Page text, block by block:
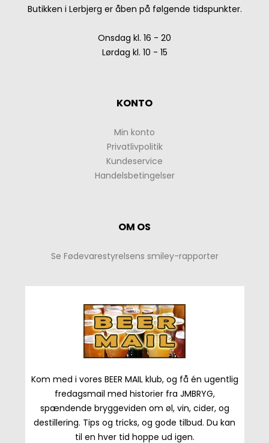
Butikken i Lerbjerg er åben på følgende tidspunkter.
Onsdag kl. 16 - 20
Lørdag kl. 10 - 15
KONTO
Min konto
Privatlivpolitik
Kundeservice
Handelsbetingelser
OM OS
Se Fødevarestyrelsens smiley-rapporter
Kom med i vores BEER MAIL klub, og få én ugentlig
fredagsmail med historier fra JMBRYG,
spændende bryggeviden om øl, vin, cider, og
destillering. Tips og tricks, og gode tilbud. Du kan
til en hver tid hoppe ud igen.